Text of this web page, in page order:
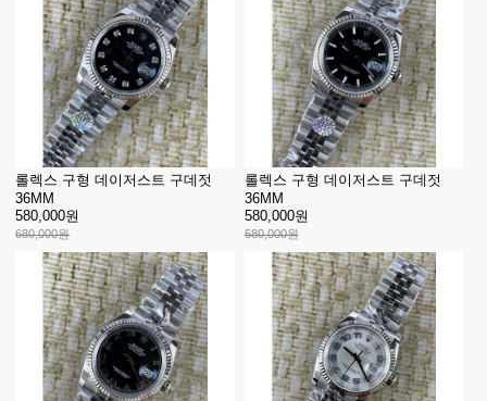
롤렉스 구형 데이저스트 구데젓
36MM
580,000원
680,000원
롤렉스 구형 데이저스트 구데젓
36MM
580,000원
680,000원